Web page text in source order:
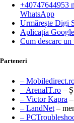
+40747644953
WhatsApp
Urmărește Digi
Aplicația
Cum descarc
Parteneri
–
– ArenaIT.ro –
– Victor Kapra
– LandNet –
–